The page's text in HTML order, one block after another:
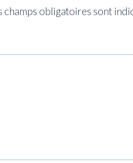
champs obligatoires sont